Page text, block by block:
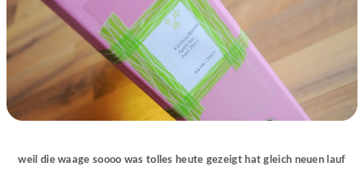
weil die waage soooo was tolles heute gezeigt hat gleich neuen lauf